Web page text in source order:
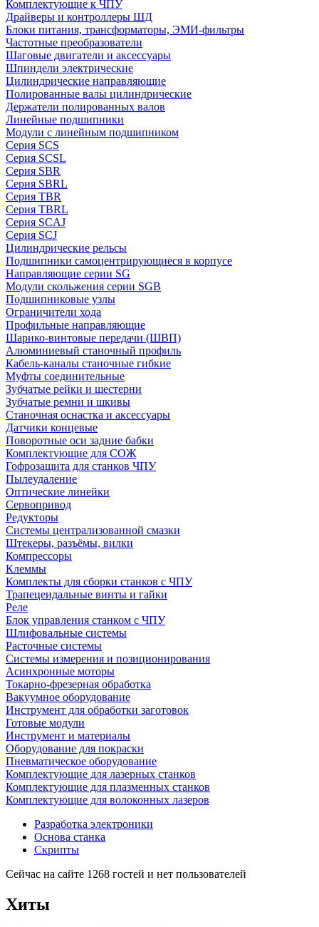
Комплектующие к ЧПУ
Драйверы и контроллеры ШД
Блоки питания, трансформаторы, ЭМИ-фильтры
Частотные преобразователи
Шаговые двигатели и аксессуары
Шпиндели электрические
Цилиндрические направляющие
Полированные валы цилиндрические
Держатели полированных валов
Линейные подшипники
Модули с линейным подшипником
Серия SCS
Серия SCSL
Серия SBR
Серия SBRL
Серия TBR
Серия TBRL
Серия SCAJ
Серия SCJ
Цилиндрические рельсы
Подшипники самоцентрирующиеся в корпусе
Направляющие серии SG
Модули скольжения серии SGB
Подшипниковые узлы
Ограничители хода
Профильные направляющие
Шарико-винтовые передачи (ШВП)
Алюминиевый станочный профиль
Кабель-каналы станочные гибкие
Муфты соединительные
Зубчатые рейки и шестерни
Зубчатые ремни и шкивы
Станочная оснастка и аксессуары
Датчики концевые
Поворотные оси задние бабки
Комплектующие для СОЖ
Гофрозащита для станков ЧПУ
Пылеудаление
Оптические линейки
Сервопривод
Редукторы
Системы централизованной смазки
Штекеры, разъёмы, вилки
Компрессоры
Клеммы
Комплекты для сборки станков с ЧПУ
Трапецеидальные винты и гайки
Реле
Блок управления станком с ЧПУ
Шлифовальные системы
Расточные системы
Системы измерения и позиционирования
Асинхронные моторы
Токарно-фрезерная обработка
Вакуумное оборудование
Инструмент для обработки заготовок
Готовые модули
Инструмент и материалы
Оборудование для покраски
Пневматическое оборудование
Комплектующие для лазерных станков
Комплектующие для плазменных станков
Комплектующие для волоконных лазеров
Разработка электроники
Основа станка
Скрипты
Сейчас на сайте 1268 гостей и нет пользователей
Хиты